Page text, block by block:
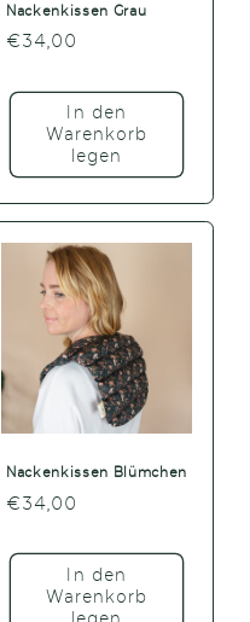
Nackenkissen Grau
Normaler
€34,00
In den
Warenkorb
legen
Nackenkissen Blümchen
Normaler
€34,00
In den
Warenkorb